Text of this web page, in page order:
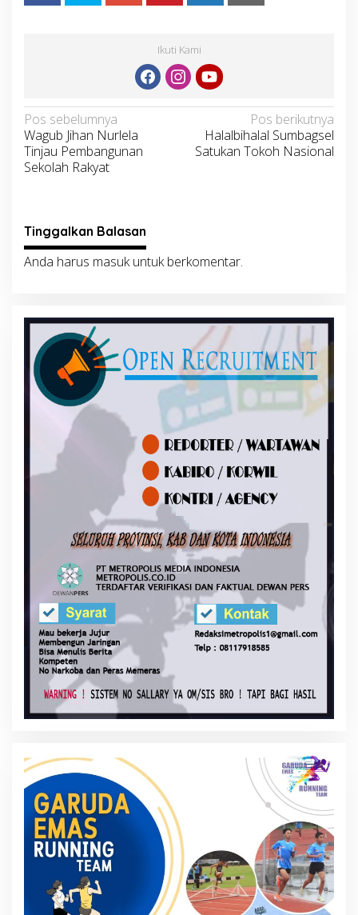
Ikuti Kami
Navigasi
pos
Pos sebelumnya
Wagub Jihan Nurlela
Tinjau Pembangunan
Sekolah Rakyat
Pos berikutnya
Halalbihalal Sumbagsel
Satukan Tokoh Nasional
Tinggalkan Balasan
Anda harus masukuntuk berkomentar.